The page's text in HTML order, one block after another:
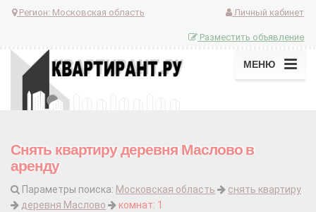
Регион: Московская область Личный кабинет
Разместить объявление
МЕНЮ
Снять квартиру деревня Маслово в
аренду
Параметры поиска: Московская область
снять квартиру
деревня Маслово
комнат: 1